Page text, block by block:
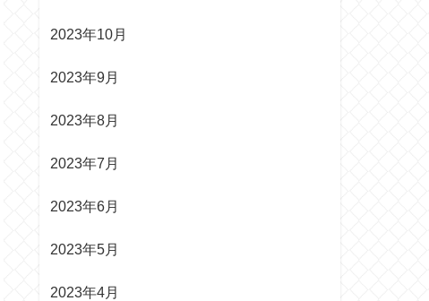
2023年10月
2023年9月
2023年8月
2023年7月
2023年6月
2023年5月
2023年4月